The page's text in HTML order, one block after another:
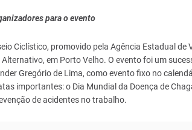
para o evento
Ciclístico, promovido pela Agência Estadual de
em Porto Velho. O evento foi um
Gregório de Lima, como evento fixo no
importantes: o Dia Mundial da Doença de
de acidentes no trabalho.